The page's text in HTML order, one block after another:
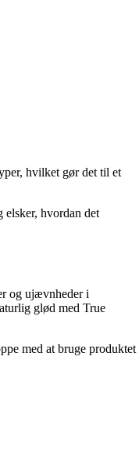
hvilket gør det til et
hvordan det
og ujævnheder i
glød med True
med at bruge produktet